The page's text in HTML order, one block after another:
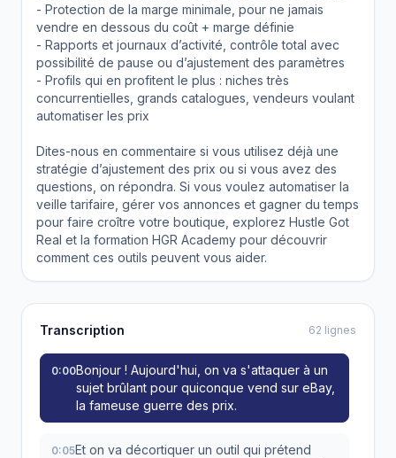
- Protection de la marge minimale, pour ne jamais
vendre en dessous du coût + marge définie
- Rapports et journaux d’activité, contrôle total avec
possibilité de pause ou d’ajustement des paramètres
- Profils qui en profitent le plus : niches très
concurrentielles, grands catalogues, vendeurs voulant
automatiser les prix
Dites-nous en commentaire si vous utilisez déjà une
stratégie d’ajustement des prix ou si vous avez des
questions, on répondra. Si vous voulez automatiser la
veille tarifaire, gérer vos annonces et gagner du temps
pour faire croître votre boutique, explorez Hustle Got
Real et la formation HGR Academy pour découvrir
comment ces outils peuvent vous aider.
Transcription 62 lignes
0:00Bonjour ! Aujourd'hui, on va s'attaquer à un
sujet brûlant pour quiconque vend sur eBay,
la fameuse guerre des prix.
0:05Et on va décortiquer un outil qui prétend